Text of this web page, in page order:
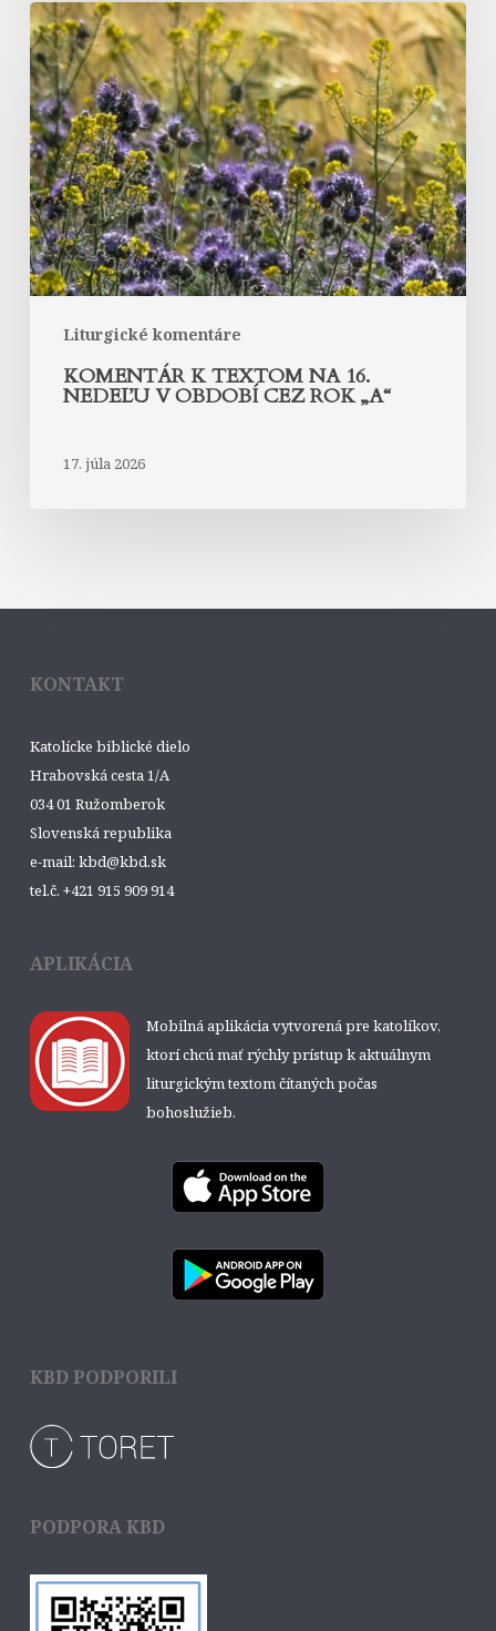
Liturgické komentáre
Komentár
k
textom
na
16.
nedeľu
v
období
cez
rok
„A“
KOMENTÁR K TEXTOM NA 16.
NEDEĽU V OBDOBÍ CEZ ROK „A“
17. júla 2026
KONTAKT
Katolícke biblické dielo
Hrabovská cesta 1/A
034 01 Ružomberok
Slovenská republika
e-mail: kbd@kbd.sk
tel.č. +421 915 909 914
APLIKÁCIA
Mobilná aplikácia vytvorená pre katolíkov,
ktorí chcú mať rýchly prístup k aktuálnym
liturgickým textom čítaných počas
bohoslužieb.
KBD PODPORILI
PODPORA KBD